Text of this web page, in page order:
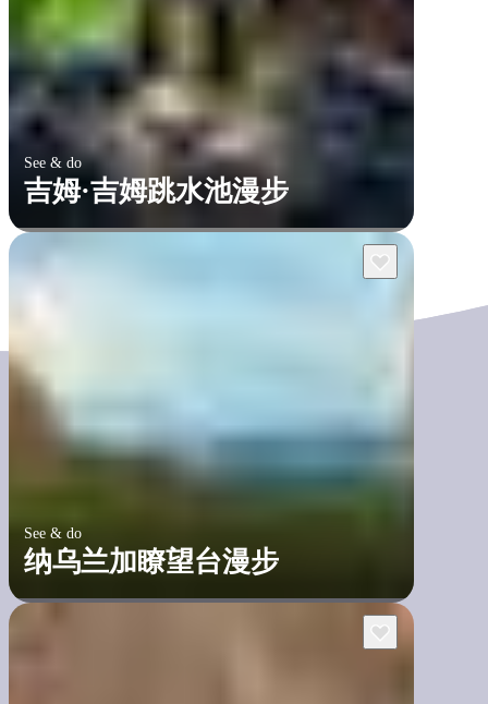
See & do
吉姆·吉姆跳水池漫步
See & do
纳乌兰加瞭望台漫步